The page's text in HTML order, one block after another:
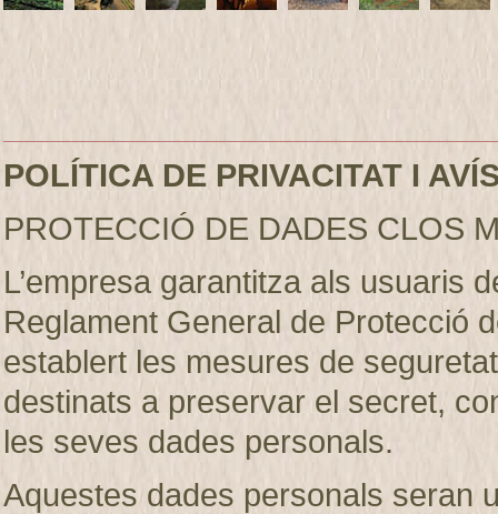
POLÍTICA DE PRIVACITAT I
PROTECCIÓ DE DADES CLOS
L’empresa garantitza als usuaris
Reglament General de Protecció
establert les mesures de
destinats a preservar el secret,
les seves dades personals.
Aquestes dades personals seran